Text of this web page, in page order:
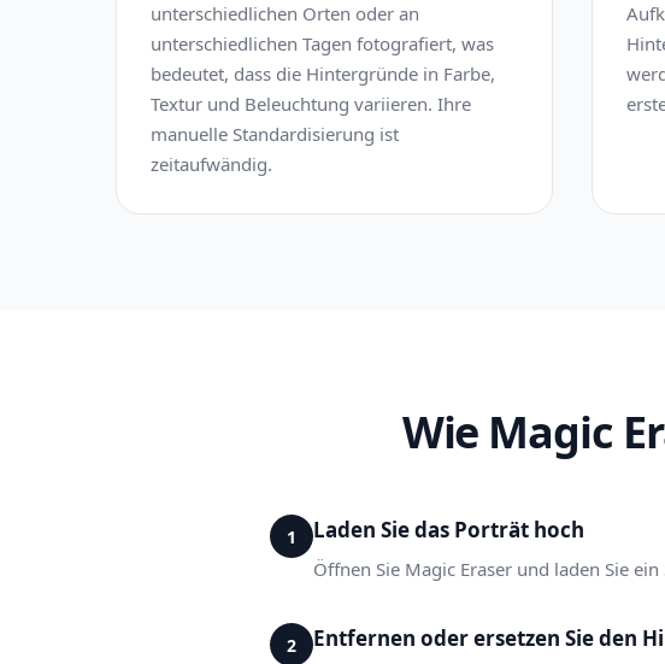
unterschiedlichen Orten oder an
unterschiedlichen Tagen fotografiert, was
bedeutet, dass die Hintergründe in Farbe,
Textur und Beleuchtung variieren. Ihre
manuelle Standardisierung ist
zeitaufwändig.
Wie Magic
1 Laden Sie das Porträt hoch
Öffnen Sie Magic Eraser und laden Sie
2 Entfernen oder ersetzen Sie den